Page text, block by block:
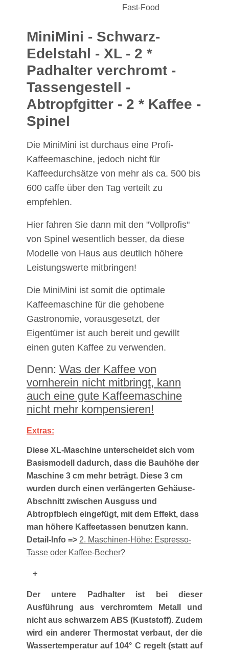
Fast-Food
MiniMini - Schwarz-
Edelstahl - XL - 2 *
Padhalter verchromt -
Tassengestell -
Abtropfgitter - 2 * Kaffee -
Spinel
Die MiniMini ist durchaus eine Profi-
Kaffeemaschine, jedoch nicht für
Kaffeedurchsätze von mehr als ca. 500 bis
600 caffe über den Tag verteilt zu
empfehlen.
Hier fahren Sie dann mit den "Vollprofis"
von Spinel wesentlich besser, da diese
Modelle von Haus aus deutlich höhere
Leistungswerte mitbringen!
Die MiniMini ist somit die optimale
Kaffeemaschine für die gehobene
Gastronomie, vorausgesetzt, der
Eigentümer ist auch bereit und gewillt
einen guten Kaffee zu verwenden.
Denn: Was der Kaffee von
vornherein nicht mitbringt, kann
auch eine gute Kaffeemaschine
nicht mehr kompensieren!
Extras:
Diese XL-Maschine unterscheidet sich vom
Basismodell dadurch, dass die Bauhöhe der
Maschine 3 cm mehr beträgt. Diese 3 cm
wurden durch einen verlängerten Gehäuse-
Abschnitt zwischen Ausguss und
Abtropfblech eingefügt, mit dem Effekt, dass
man höhere Kaffeetassen benutzen kann.
Detail-Info => 2. Maschinen-Höhe: Espresso-
Tasse oder Kaffee-Becher?
+
Der untere Padhalter ist bei dieser
Ausführung aus verchromtem Metall und
nicht aus schwarzem ABS (Kuststoff). Zudem
wird ein anderer Thermostat verbaut, der die
Wassertemperatur auf 104° C regelt (statt auf